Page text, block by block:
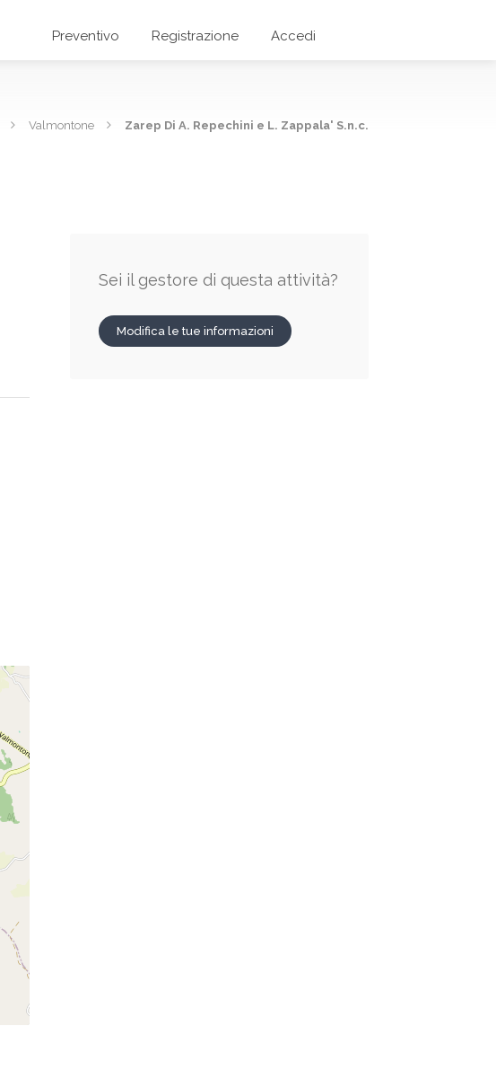
Preventivo Registrazione Accedi
Valmontone Zarep Di A. Repechini e L. Zappala' S.n.c.
Sei il gestore di questa attività?
Modifica le tue informazioni